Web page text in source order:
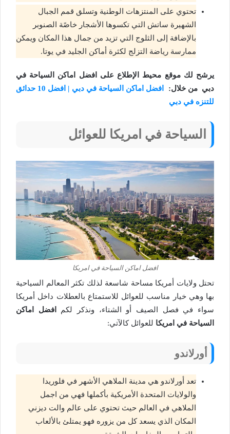
تحتوي على المنتزهات الوطنية وتسلق قمم الجبال
الشهيرة ساتش التي تكسوها الأشجار خاصًة الصنوبر
بالإضافة إلى الثلوج التي تزيد من جمال هذا المكان ويمكن
ممارسة رياضة التزلج لكثرة أماكن الجليد في يوتا.
يرشح لك موقع محيط الإطلاع على افضل اماكن السياحة في
دبي من خلال:
افضل اماكن السياحة في دبي | افضل 10 حدائق
للتنزه في دبي
السياحة في امريكا للعوائل
افضل اماكن السياحة في امريكا
تحتل ولايات أمريكا مساحة شاسعة لذلك تكثر المعالم السياحية
بها وهي خيار مناسب للعوائل للاستمتاع بالعطلات داخل أمريكا
سواء في فصل الصيف أو الشتاء، ونذكر لكم
افضل اماكن
السياحة في امريكا للعوائل كالآتي:
أورلاندو
تعد أورلاندو هي مدينة الملاهي الأشهر في فلوريدا
والولايات المتحدة الأمريكية بأكملها فهي من اجمل
الملاهي في العالم حيث تحتوي على عالم والت ديزني
المكان الذي يسعد كل من يزوره فهو يمتلئ بالألعاب